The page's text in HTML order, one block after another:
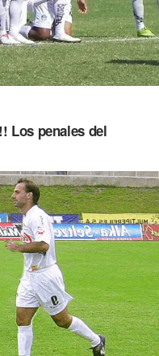
Los penales del